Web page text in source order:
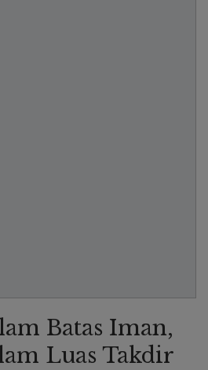
Batas Iman,
Luas Takdir